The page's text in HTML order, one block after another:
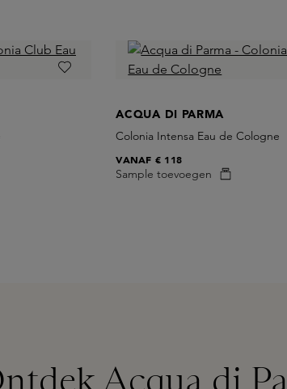
ACQUA DI PARMA
Colonia Intensa Eau de Cologne
Sample toevoegen
VANAF € 118
Acqua di